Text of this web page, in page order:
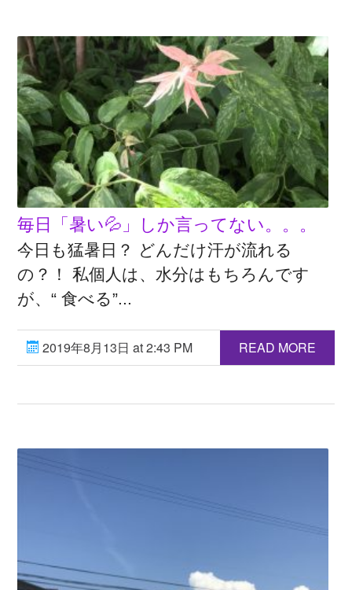
毎日「暑い💦」しか言ってない。。。
今日も猛暑日？ どんだけ汗が流れる
の？！ 私個人は、水分はもちろんです
が、“ 食べる”...
2019年8月13日 at 2:43 PM READ MORE